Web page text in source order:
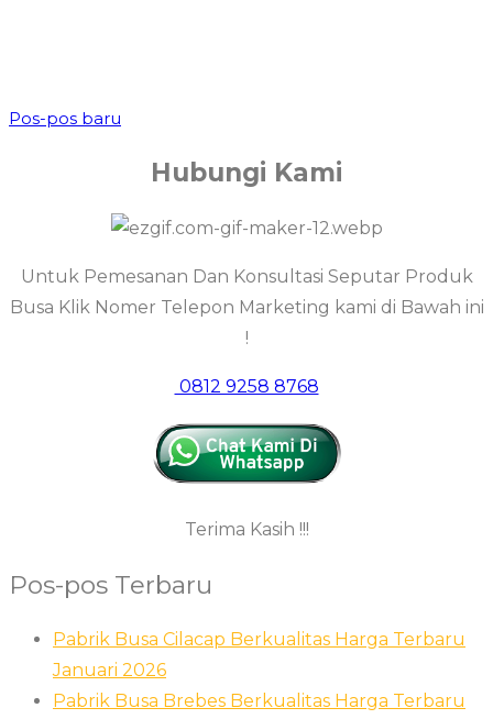
Navigasi
Pos-pos baru
Hubungi Kami
Untuk Pemesanan Dan Konsultasi Seputar Produk
Busa Klik Nomer Telepon Marketing kami di Bawah ini
!
0812 9258 8768
Terima Kasih !!!
Pos-pos Terbaru
Pabrik Busa Cilacap Berkualitas Harga Terbaru
Januari 2026
Pabrik Busa Brebes Berkualitas Harga Terbaru